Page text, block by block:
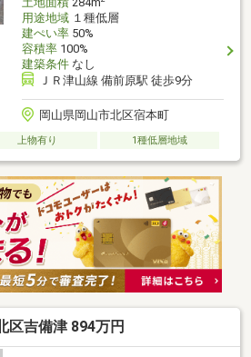
用途地域１種低層
建ぺい率50%
容積率100%
建築条件なし
ＪＲ津山線 備前原駅 徒歩9分
岡山県岡山市北区宿本町
上物有り 1種低層地域
区吉備津 894万円